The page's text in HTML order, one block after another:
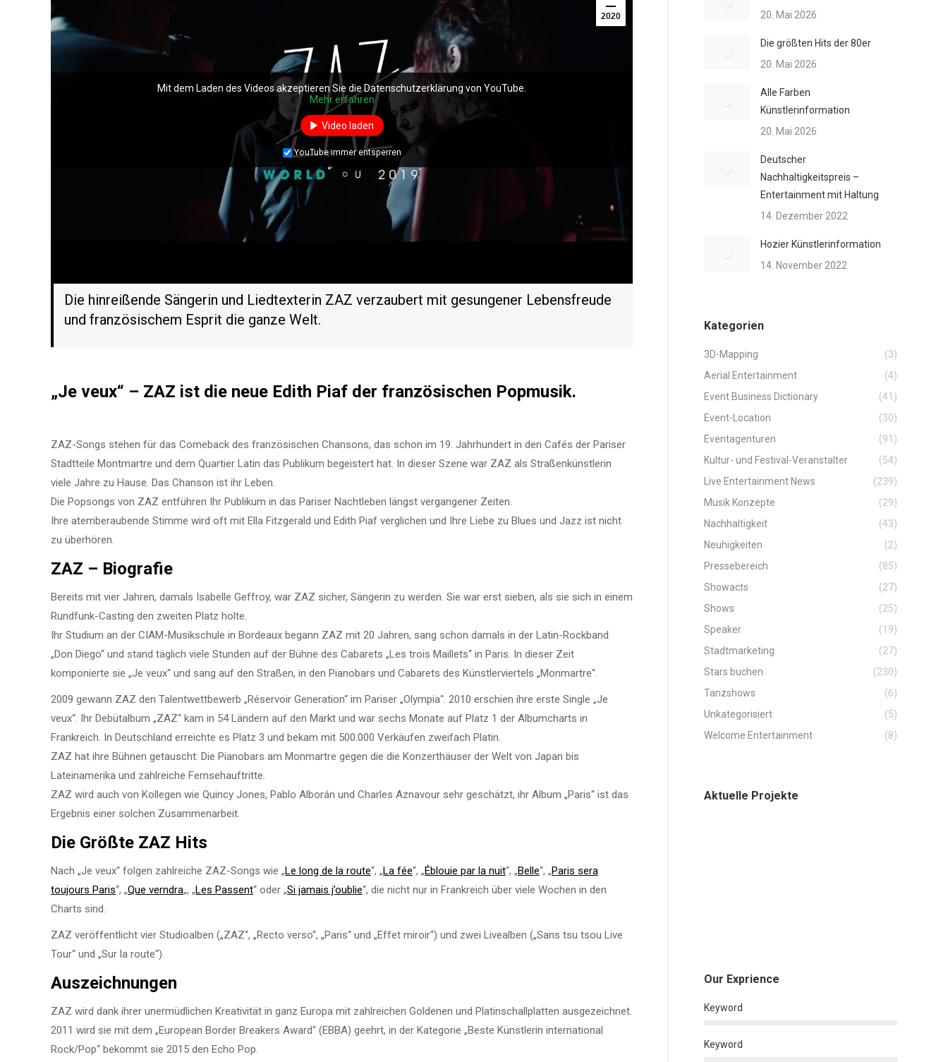
2020
Die hinreißende Sängerin und Liedtexterin ZAZ verzaubert mit gesungener Lebensfreude
und französischem Esprit die ganze Welt.
„Je veux“ – ZAZ ist die neue Edith Piaf der französischen Popmusik.
Mit dem Laden des Videos akzeptieren Sie die Datenschutzerklärung von YouTube.
Mehr erfahren
Video laden
YouTube immer entsperren
ZAZ-Songs stehen für das Comeback des französischen Chansons, das schon im 19. Jahrhundert in den Cafés der Pariser
Stadtteile Montmartre und dem Quartier Latin das Publikum begeistert hat. In dieser Szene war ZAZ als Straßenkünstlerin
viele Jahre zu Hause. Das Chanson ist ihr Leben.
Die Popsongs von ZAZ entführen Ihr Publikum in das Pariser Nachtleben längst vergangener Zeiten.
Ihre atemberaubende Stimme wird oft mit Ella Fitzgerald und Edith Piaf verglichen und Ihre Liebe zu Blues und Jazz ist nicht
zu überhören.
ZAZ – Biografie
Bereits mit vier Jahren, damals Isabelle Geffroy, war ZAZ sicher, Sängerin zu werden. Sie war erst sieben, als sie sich in einem
Rundfunk-Casting den zweiten Platz holte.
Ihr Studium an der CIAM-Musikschule in Bordeaux begann ZAZ mit 20 Jahren, sang schon damals in der Latin-Rockband
„Don Diego“ und stand täglich viele Stunden auf der Bühne des Cabarets „Les trois Maillets“ in Paris. In dieser Zeit
komponierte sie „Je veux“ und sang auf den Straßen, in den Pianobars und Cabarets des Künstlerviertels „Monmartre“.
2009 gewann ZAZ den Talentwettbewerb „Réservoir Generation“ im Pariser „Olympia“. 2010 erschien ihre erste Single „Je
veux“. Ihr Debütalbum „ZAZ“ kam in 54 Ländern auf den Markt und war sechs Monate auf Platz 1 der Albumcharts in
Frankreich. In Deutschland erreichte es Platz 3 und bekam mit 500.000 Verkäufen zweifach Platin.
ZAZ hat ihre Bühnen getauscht: Die Pianobars am Monmartre gegen die die Konzerthäuser der Welt von Japan bis
Lateinamerika und zahlreiche Fernsehauftritte.
ZAZ wird auch von Kollegen wie Quincy Jones, Pablo Alborán und Charles Aznavour sehr geschätzt, ihr Album „Paris“ ist das
Ergebnis einer solchen Zusammenarbeit.
Die Größte ZAZ Hits
Nach „Je veux“ folgen zahlreiche ZAZ-Songs wie „Le long de la route“, „La fée“, „Éblouie par la nuit“, „Belle“, „Paris sera
toujours Paris“, „Que verndra„, „Les Passent“ oder „Si jamais j’oublie“, die nicht nur in Frankreich über viele Wochen in den
Charts sind.
ZAZ veröffentlicht vier Studioalben („ZAZ“, „Recto verso“, „Paris“ und „Effet miroir“) und zwei Livealben („Sans tsu tsou Live
Tour“ und „Sur la route“).
Auszeichnungen
ZAZ wird dank ihrer unermüdlichen Kreativität in ganz Europa mit zahlreichen Goldenen und Platinschallplatten ausgezeichnet.
2011 wird sie mit dem „European Border Breakers Award“ (EBBA) geehrt, in der Kategorie „Beste Künstlerin international
Rock/Pop“ bekommt sie 2015 den Echo Pop.
Mit dem Laden des Videos akzeptieren Sie die Datenschutzerklärung von YouTube.
Mehr erfahren
Video laden
YouTube immer entsperren
20. Mai 2026
Die größten Hits der 80er
20. Mai 2026
Alle Farben
Künstlerinformation
20. Mai 2026
Deutscher
Nachhaltigkeitspreis –
Entertainment mit Haltung
14. Dezember 2022
Hozier Künstlerinformation
14. November 2022
Kategorien
3D-Mapping
(3)
Aerial Entertainment
(4)
Event Business Dictionary
(41)
Event-Location
(30)
Eventagenturen
(91)
Kultur- und Festival-Veranstalter
(54)
Live Entertainment News
(239)
Musik Konzepte
(29)
Nachhaltigkeit
(43)
Neuhigkeiten
(2)
Pressebereich
(85)
Showacts
(27)
Shows
(25)
Speaker
(19)
Stadtmarketing
(27)
Stars buchen
(230)
Tanzshows
(6)
Unkategorisiert
(5)
Welcome Entertainment
(8)
Aktuelle Projekte
Our Exprience
Keyword
Keyword